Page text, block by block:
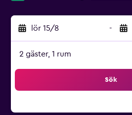
lör 15/8 -
2 gäster, 1 rum
Sök